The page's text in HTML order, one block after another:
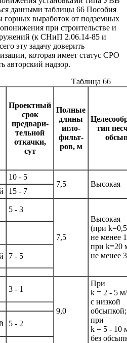
данными таблицы 66 Пособия
выработок от подземных
при строительстве и
(к СНиП 2.06.14-85 и
эту задачу доверить
которая имеет статус СРО
авторский надзор.
Таблица 66
Проектный
срок
предвари-
тельной
откачки,
сут
Полные
длины
игло-
фильт-
ров, м
тип
10 - 5
7,5
Высокая
15 - 7
5 - 3
7,5
Высокая
(при
не менее
при k=20
не менее
7 - 5
3 - 1
9,0
При
k = 2 - 5
с низкой
обсыпкой;
при
k = 5 - 10
без
5 - 2